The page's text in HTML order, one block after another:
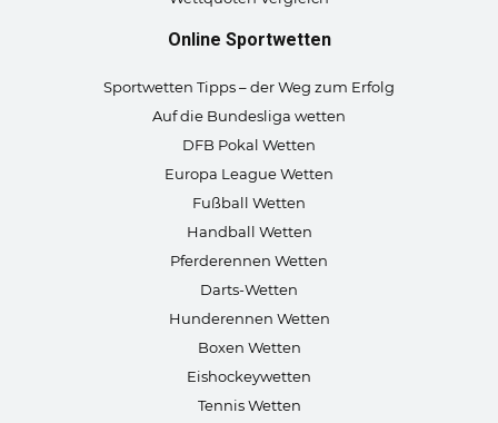
Online Sportwetten
Sportwetten Tipps – der Weg zum Erfolg
Auf die Bundesliga wetten
DFB Pokal Wetten
Europa League Wetten
Fußball Wetten
Handball Wetten
Pferderennen Wetten
Darts-Wetten
Hunderennen Wetten
Boxen Wetten
Eishockeywetten
Tennis Wetten